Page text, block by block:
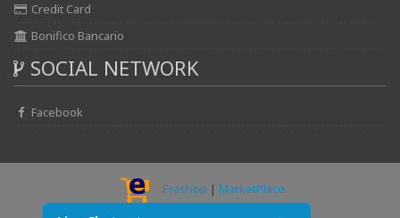
Credit Card
Bonifico Bancario
SOCIAL NETWORK
Facebook
Erashop | MarketPlace